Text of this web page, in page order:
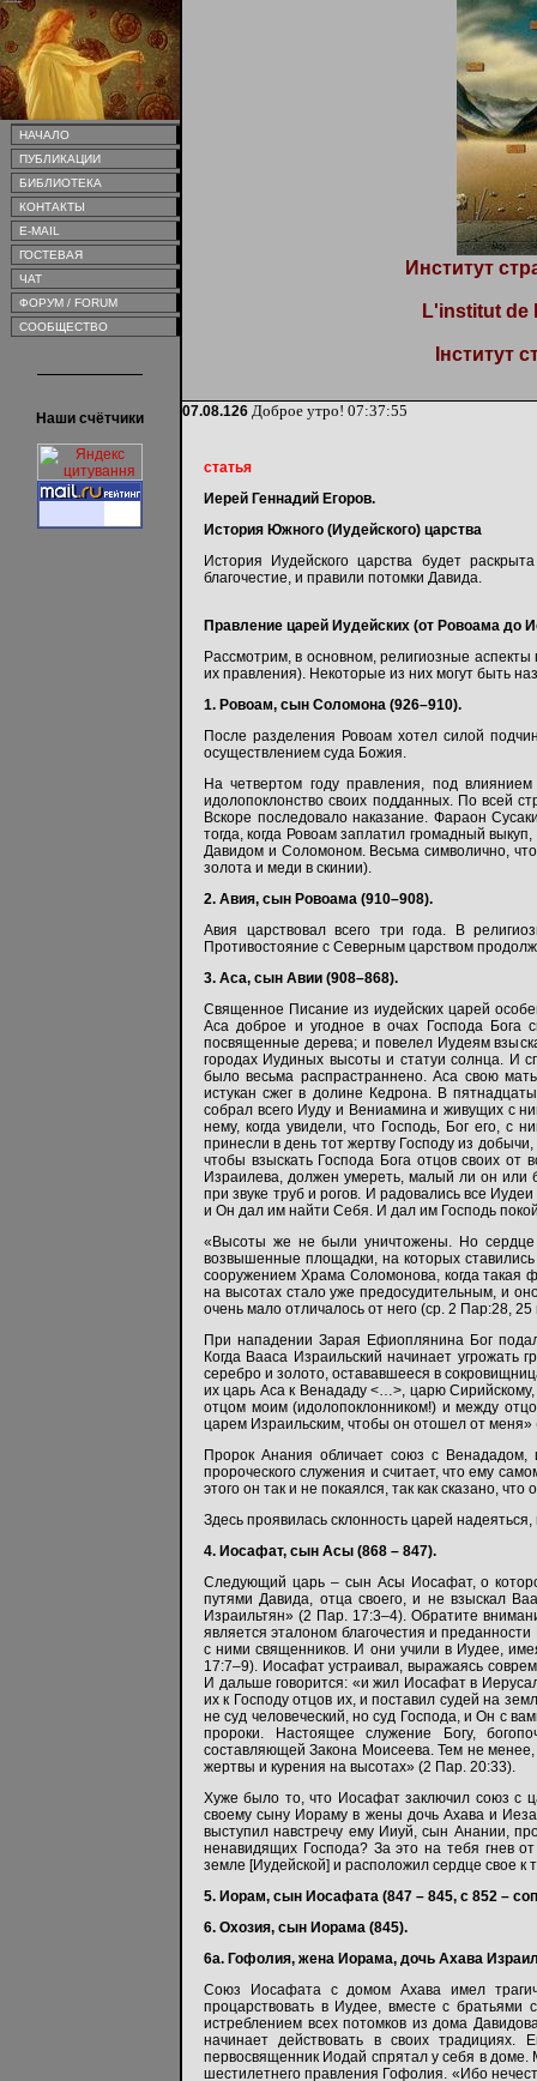
НАЧАЛО
ПУБЛИКАЦИИ
БИБЛИОТЕКА
КОНТАКТЫ
E-MAIL
ГОСТЕВАЯ
ЧАТ
ФОРУМ / FORUM
СООБЩЕСТВО
Наши счётчики
Институт
L'institut de
Інститут
07.08.126 Доброе утро! 07:37:55
статья
Иерей Геннадий Егоров.
История Южного (Иудейского) царства
История Иудейского царства будет
благочестие, и правили потомки Давида.
Правление царей Иудейских (от Ровоама до
Рассмотрим, в основном, религиозные
их правления). Некоторые из них могут быть
1. Ровоам, сын Соломона (926–910).
После разделения Ровоам хотел силой
осуществлением суда Божия.
На четвертом году правления, под
идолопоклонство своих подданных. По всей
Вскоре последовало наказание. Фараон
тогда, когда Ровоам заплатил громадный
Давидом и Соломоном. Весьма символично,
золота и меди в скинии).
2. Авия, сын Ровоама (910–908).
Авия царствовал всего три года. В
Противостояние с Северным царством
3. Аса, сын Авии (908–868).
Священное Писание из иудейских царей
Аса доброе и угодное в очах Господа Бога
посвященные дерева; и повелел Иудеям
городах Иудиных высоты и статуи солнца. И
было весьма распрастраннено. Аса свою
истукан сжег в долине Кедрона. В
собрал всего Иуду и Вениамина и живущих с
нему, когда увидели, что Господь, Бог его, с
принесли в день тот жертву Господу из
чтобы взыскать Господа Бога отцов своих от
Израилева, должен умереть, малый ли он или
при звуке труб и рогов. И радовались все
и Он дал им найти Себя. И дал им Господь
«Высоты же не были уничтожены. Но
возвышенные площадки, на которых
сооружением Храма Соломонова, когда такая
на высотах стало уже предосудительным, и
очень мало отличалось от него (ср. 2 Пар:28, 25
При нападении Зарая Ефиоплянина Бог
Когда Вааса Израильский начинает
серебро и золото, остававшееся в
их царь Аса к Венададу <…>, царю
отцом моим (идолопоклонником!) и между
царем Израильским, чтобы он отошел от
Пророк Анания обличает союз с
пророческого служения и считает, что ему
этого он так и не покаялся, так как сказано,
Здесь проявилась склонность царей
4. Иосафат, сын Асы (868 – 847).
Следующий царь – сын Асы Иосафат, о
путями Давида, отца своего, и не взыскал
Израильтян» (2 Пар. 17:3–4). Обратите
является эталоном благочестия и
с ними священников. И они учили в Иудее,
17:7–9). Иосафат устраивал, выражаясь
И дальше говорится: «и жил Иосафат в
их к Господу отцов их, и поставил судей на
не суд человеческий, но суд Господа, и Он с
пророки. Настоящее служение Богу,
составляющей Закона Моисеева. Тем не
жертвы и курения на высотах» (2 Пар. 20:33).
Хуже было то, что Иосафат заключил союз с
своему сыну Иораму в жены дочь Ахава и
выступил навстречу ему Ииуй, сын Анании,
ненавидящих Господа? За это на тебя гнев
земле [Иудейской] и расположил сердце свое к
5. Иорам, сын Иосафата (847 – 845, с 852 –
6. Охозия, сын Иорама (845).
6а. Гофолия, жена Иорама, дочь Ахава
Союз Иосафата с домом Ахава имел
процарствовать в Иудее, вместе с
истреблением всех потомков из дома
начинает действовать в своих традициях.
первосвященник Иодай спрятал у себя в
шестилетнего правления Гофолия. «Ибо